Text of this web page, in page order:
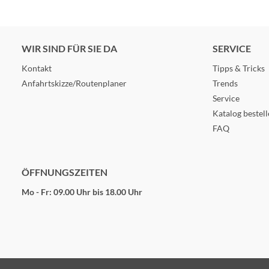
WIR SIND FÜR SIE DA
Kontakt
Anfahrtskizze/Routenplaner
SERVICE
Tipps & Tricks
Trends
Service
Katalog
FAQ
ÖFFNUNGSZEITEN
Mo - Fr: 09.00 Uhr bis 18.00 Uhr